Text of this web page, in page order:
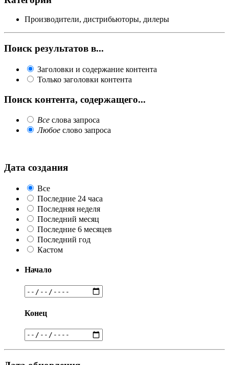
Производители, дистрибьюторы, дилеры
Поиск результатов в...
Заголовки и содержание контента
Только заголовки контента
Поиск контента, содержащего...
Все слова запроса
Любое слово запроса
Дата создания
Все
Последние 24 часа
Последняя неделя
Последний месяц
Последние 6 месяцев
Последний год
Кастом
Начало
Конец